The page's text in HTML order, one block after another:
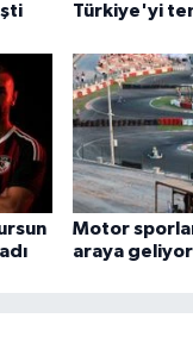
Türkiye'yi
Motor
araya geliyor